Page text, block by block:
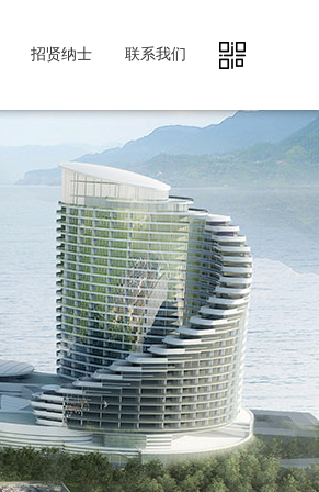
招贤纳士 联系我们